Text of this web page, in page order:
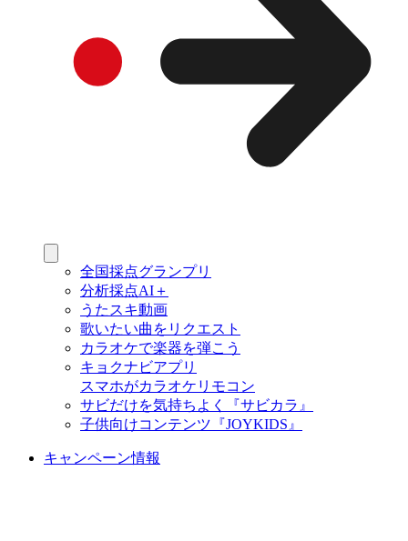
全国採点グランプリ
分析採点AI＋
うたスキ動画
歌いたい曲をリクエスト
カラオケで楽器を弾こう
キョクナビアプリ
スマホがカラオケリモコン
サビだけを気持ちよく『サビカラ』
子供向けコンテンツ『JOYKIDS』
キャンペーン情報